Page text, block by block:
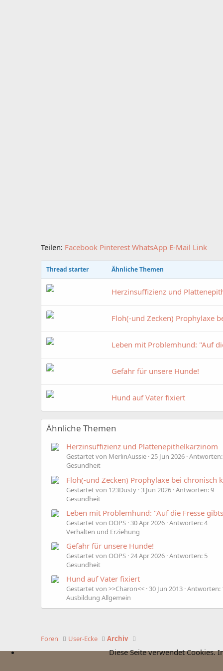
Teilen: Facebook Pinterest WhatsApp E-Mail Link
Thread starter Ähnliche Themen
Herzinsuffizienz und
Floh(-und Zecken) Prophylaxe
Leben mit Problemhund: "Auf
Gefahr für unsere Hunde!
Hund auf Vater fixiert
Ähnliche Themen
Herzinsuffizienz und Plattenepithelkarzinom
Gestartet von MerlinAussie 25 Jun 2026 Antworten:
Gesundheit
Floh(-und Zecken) Prophylaxe bei chronisch
Gestartet von 123Dusty 3 Jun 2026 Antworten: 9
Gesundheit
Leben mit Problemhund: "Auf die Fresse
Gestartet von OOPS 30 Apr 2026 Antworten: 4
Verhalten und Erziehung
Gefahr für unsere Hunde!
Gestartet von OOPS 24 Apr 2026 Antworten: 5
Gesundheit
Hund auf Vater fixiert
Gestartet von >>Charon<< 30 Jun 2013 Antworten:
Ausbildung Allgemein
Foren User-Ecke Archiv
Diese Seite verwendet Cookies.